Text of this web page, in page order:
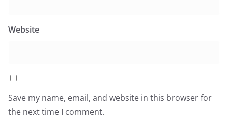
Website
Save my name, email, and website in this browser for
the next time I comment.